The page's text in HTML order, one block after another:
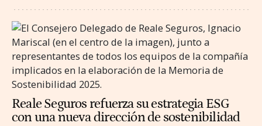
Reale Seguros refuerza su estrategia ESG
con una nueva dirección de sostenibilidad